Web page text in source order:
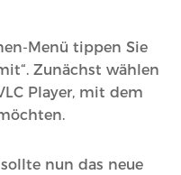
Menü tippen Sie
Zunächst wählen
Player, mit dem
nun das neue